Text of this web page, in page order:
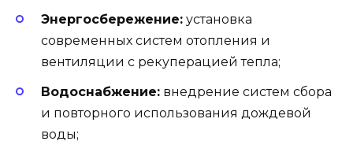
Энергосбережение: установка
современных систем отопления и
вентиляции с рекуперацией тепла;
Водоснабжение: внедрение систем сбора
и повторного использования дождевой
воды;